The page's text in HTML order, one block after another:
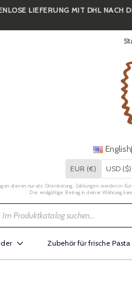
LIEFERUNG MIT DHL NACH
English
EUR (€) USD ($)
dienen nur als Orientierung. Zahlungen werden in
Der endgültige Betrag in deiner Währung
Zubehör für frische Pasta